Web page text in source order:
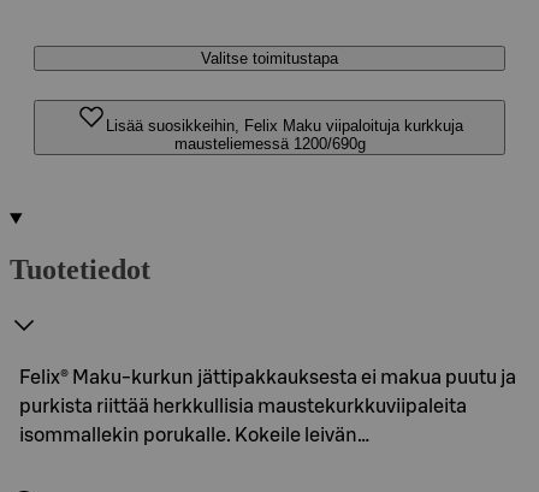
Valitse toimitustapa
Lisää suosikkeihin, Felix Maku viipaloituja kurkkuja
mausteliemessä 1200/690g
Tuotetiedot
Felix® Maku-kurkun jättipakkauksesta ei makua puutu ja
purkista riittää herkkullisia maustekurkkuviipaleita
isommallekin porukalle. Kokeile leivän…